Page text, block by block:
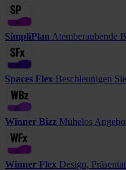
SimpliPlan Atemberaubende
Spaces Flex Beschleunigen
Winner Bizz Mühelos
Winner Flex Design,